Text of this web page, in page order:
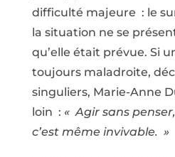
difficulté majeure : le
la situation ne se
qu’elle était prévue. Si
toujours maladroite,
singuliers, Marie-Anne
loin : « Agir sans
c’est même invivable. »